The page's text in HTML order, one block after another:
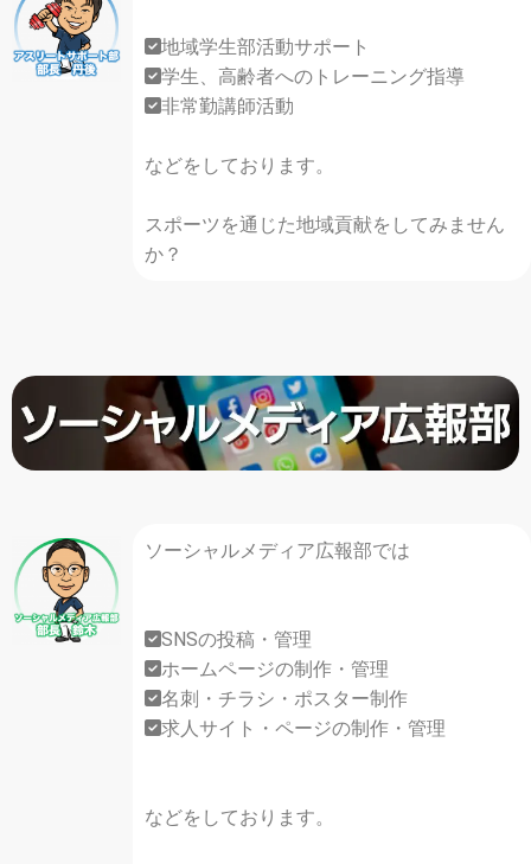
地域学生部活動サポート
学生、高齢者へのトレーニング指導
非常勤講師活動
などをしております。
スポーツを通じた地域貢献をしてみません
か？
ソーシャルメディア広報部では
SNSの投稿・管理
ホームページの制作・管理
名刺・チラシ・ポスター制作
求人サイト・ページの制作・管理
などをしております。